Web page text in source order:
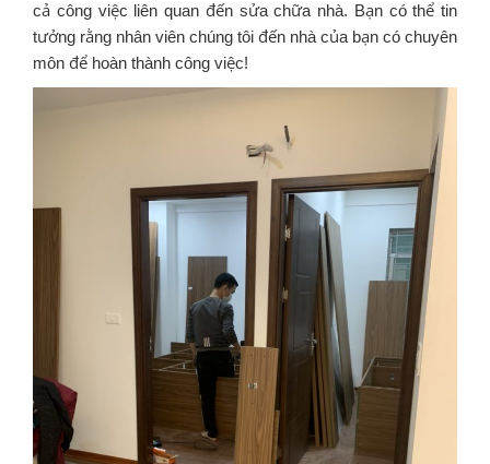
cả công việc liên quan đến sửa chữa nhà. Bạn có thể tin
tưởng rằng nhân viên chúng tôi đến nhà của bạn có chuyên
môn để hoàn thành công việc!